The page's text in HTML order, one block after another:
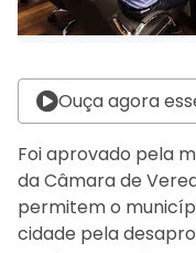
Ouça agora
Foi aprovado pela
da Câmara de
permitem o
cidade pela